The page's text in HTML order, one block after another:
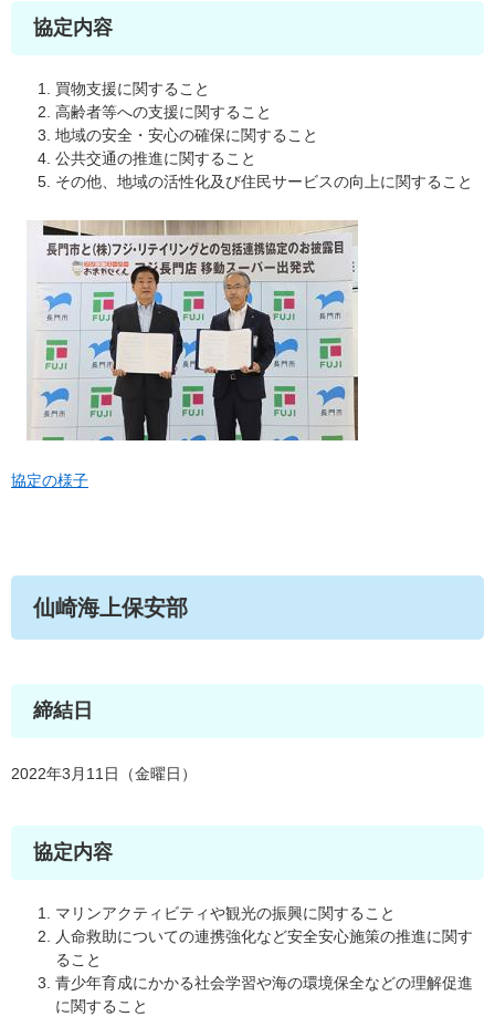
協定内容
買物支援に関すること
高齢者等への支援に関すること
地域の安全・安心の確保に関すること
公共交通の推進に関すること
その他、地域の活性化及び住民サービスの向上に関すること
協定の様子
仙崎海上保安部
締結日
2022年3月11日（金曜日）
協定内容
マリンアクティビティや観光の振興に関すること
人命救助についての連携強化など安全安心施策の推進に関す
ること
青少年育成にかかる社会学習や海の環境保全などの理解促進
に関すること